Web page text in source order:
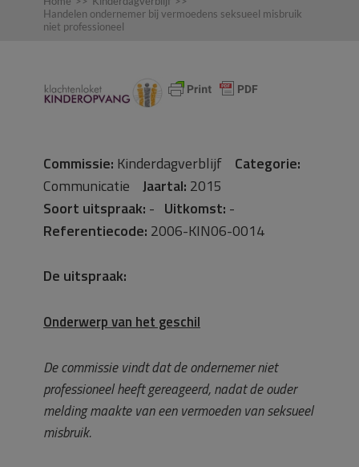
Handelen ondernemer bij vermoedens seksueel misbruik
niet professioneel
Commissie: Kinderdagverblijf Categorie:
Communicatie Jaartal: 2015
Soort uitspraak: - Uitkomst: -
Referentiecode: 2006-KIN06-0014
De uitspraak:
Onderwerp van het geschil
De commissie vindt dat de ondernemer niet
professioneel heeft gereageerd, nadat de ouder
melding maakte van een vermoeden van seksueel
misbruik.